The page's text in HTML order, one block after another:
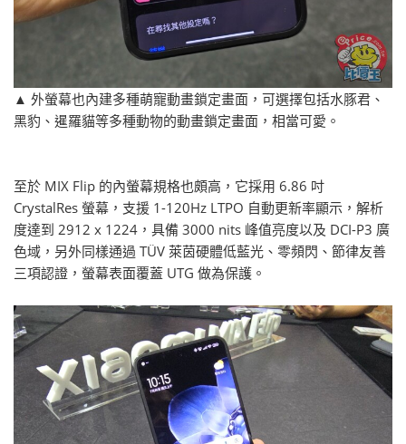
▲ 外螢幕也內建多種萌寵動畫鎖定畫面，可選擇包括水豚君、
黑豹、暹羅貓等多種動物的動畫鎖定畫面，相當可愛。
至於 MIX Flip 的內螢幕規格也頗高，它採用 6.86 吋
CrystalRes 螢幕，支援 1-120Hz LTPO 自動更新率顯示，解析
度達到 2912 x 1224，具備 3000 nits 峰值亮度以及 DCI-P3 廣
色域，另外同樣通過 TÜV 萊茵硬體低藍光、零頻閃、節律友善
三項認證，螢幕表面覆蓋 UTG 做為保護。